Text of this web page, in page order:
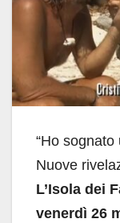
“Ho sognato
Nuove
L’Isola dei
venerdì 26